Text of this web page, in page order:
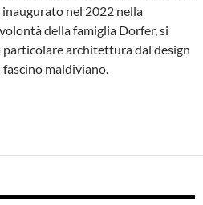
nel 2022 nella
della famiglia Dorfer, si
architettura dal design
maldiviano.
tropicale in Alto Adige al